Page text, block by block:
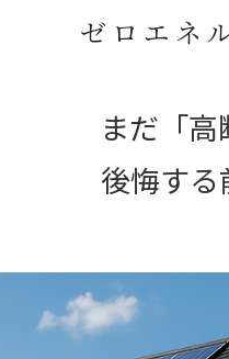
ゼロエネ
まだ「高
後悔する